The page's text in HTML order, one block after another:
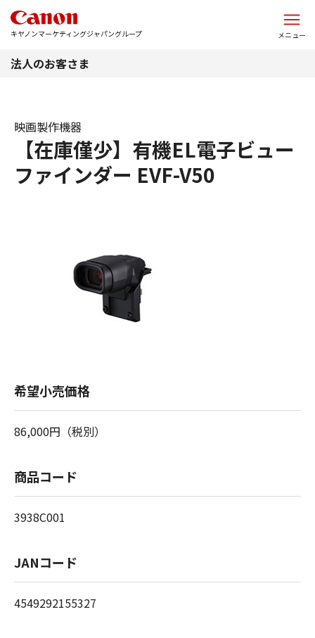
キヤノンマーケティングジャパングループ メニュー
法人のお客さま
【在庫僅少】有機EL電子ビュー
ファインダー EVF-V50
映画製作機器
希望小売価格
86,000円（税別）
商品コード
3938C001
JANコード
4549292155327